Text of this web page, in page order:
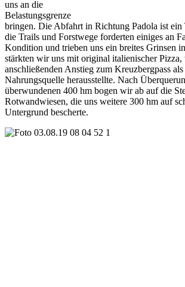
uns an die
Belastungsgrenze
bringen. Die Abfahrt in Richtung Padola ist
die Trails und Forstwege forderten einiges an
Kondition und trieben uns ein breites Grinsen
stärkten wir uns mit original italienischer
anschließenden Anstieg zum Kreuzbergpass
Nahrungsquelle herausstellte. Nach
überwundenen 400 hm bogen wir ab auf die
Rotwandwiesen, die uns weitere 300 hm auf
Untergrund bescherte.